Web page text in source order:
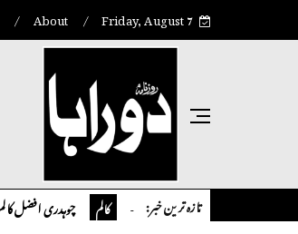
Friday, August 7
About
تازہ ترین خبر:تمیور سلمان قاضی کالم کالم چوہدری افضل کالم